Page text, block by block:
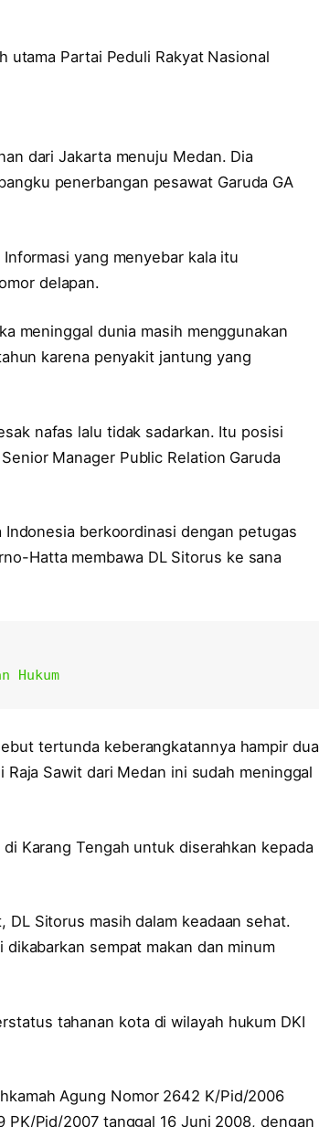
utama Partai Peduli Rakyat Nasional
dari Jakarta menuju Medan. Dia
penerbangan pesawat Garuda GA
yang menyebar kala itu
delapan.
meninggal dunia masih menggunakan
karena penyakit jantung yang
nafas lalu tidak sadarkan. Itu posisi
Manager Public Relation Garuda
berkoordinasi dengan petugas
Hatta membawa DL Sitorus ke sana
Hukum
tertunda keberangkatannya hampir dua
Sawit dari Medan ini sudah meninggal
Karang Tengah untuk diserahkan kepada
Sitorus masih dalam keadaan sehat.
sempat makan dan minum
tahanan kota di wilayah hukum DKI
Agung Nomor 2642 K/Pid/2006
PK/Pid/2007 tanggal 16 Juni 2008, dengan